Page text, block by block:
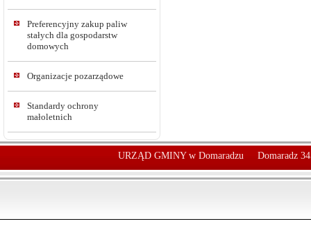
Preferencyjny zakup paliw
stałych dla gospodarstw
domowych
Organizacje pozarządowe
Standardy ochrony
małoletnich
URZĄD GMINY w Domaradzu Domaradz